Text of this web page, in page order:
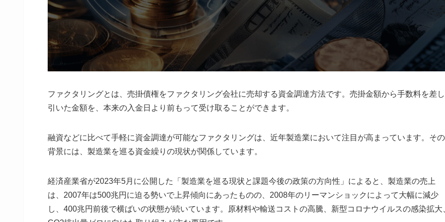
ファクタリングとは、売掛債権をファクタリング会社に売却する資金調達方法です。売掛金額から手数料を差し
引いた金額を、本来の入金日より前もって受け取ることができます。
融資などに比べて手軽に資金調達が可能なファクタリングは、近年製造業において注目が高まっています。その
背景には、製造業を巡る資金繰りの現状が関係しています。
経済産業省が2023年5月に公開した「製造業を巡る現状と課題今後の政策の方向性」によると、製造業の売上
は、2007年は500兆円に迫る勢いで上昇傾向にあったものの、2008年のリーマンショックによって大幅に減少
し、400兆円前後で横ばいの状態が続いています。原材料や輸送コストの高騰、新型コロナウイルスの感染拡大